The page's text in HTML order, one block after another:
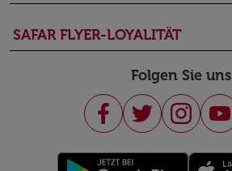
SAFAR FLYER-LOYALITÄT
Folgen Sie uns